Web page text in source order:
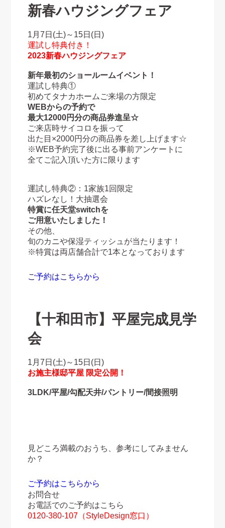
新春ハウジングフェア
1月7日(土)～15日(日)
運試し特典付き！
2023新春ハウジングフェア
新年最初のショールームイベント！
運試し特典①
初めてタナカホームご来場の方限定
WEBからの予約で
最大12000円分の商品券進呈☆
ご来店時サイコロを振って
出た目×2000円分の商品券を差し上げます☆
※WEB予約完了後に出る事前アンケートに
全てご記入頂いた方に限ります
運試し特典②：1家族1回限定
ハズレなし！大抽選会
特賞に任天堂switchを
ご用意いたしました！
その他、
旬のカニや保湿ティッシュが当たります！
※特賞は両店舗合計で1本となっております
ご予約はこちらから
【十和田市】 平屋完成見学
会
1月7日(土)～15日(日)
お施主様邸平屋 限定公開！
3LDK/平屋/勾配天井/パントリー/間接照明
見どころ満載のおうち、参考にしてみません
か？
ご予約はこちらから
お問合せ
お電話でのご予約はこちら
0120-380-107（StyleDesign窓口）